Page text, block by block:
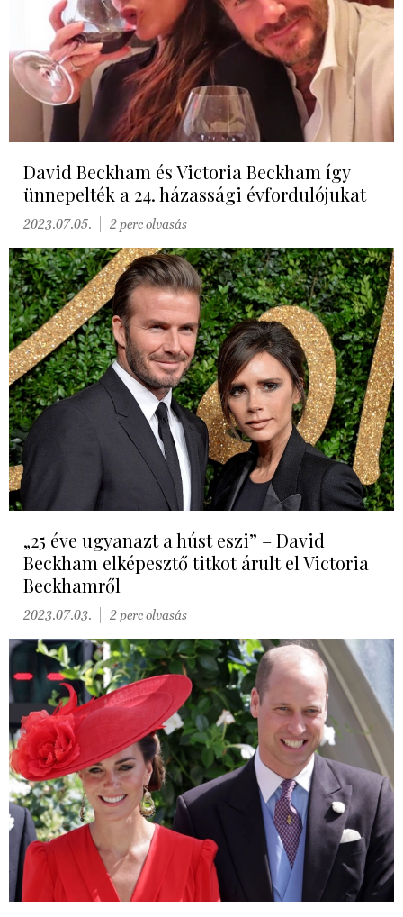
David Beckham és Victoria Beckham így
ünnepelték a 24. házassági évfordulójukat
2023.07.05. 2 perc olvasás
„25 éve ugyanazt a húst eszi” – David
Beckham elképesztő titkot árult el Victoria
Beckhamről
2023.07.03. 2 perc olvasás